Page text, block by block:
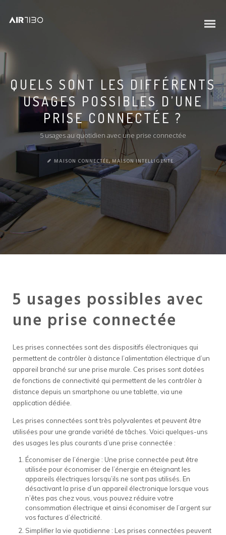
QUELS SONT LES DIFFÉRENTS
USAGES POSSIBLES D’UNE
PRISE CONNECTÉE ?
5 usages au quotidien avec une prise connectée
MAISON CONNECTÉE, MAISON INTELLIGENTE
5 usages possibles avec
une prise connectée
Les prises connectées sont des dispositifs électroniques qui
permettent de contrôler à distance l’alimentation électrique d’un
appareil branché sur une prise murale. Ces prises sont dotées
de fonctions de connectivité qui permettent de les contrôler à
distance depuis un smartphone ou une tablette, via une
application dédiée.
Les prises connectées sont très polyvalentes et peuvent être
utilisées pour une grande variété de tâches. Voici quelques-uns
des usages les plus courants d’une prise connectée :
Économiser de l’énergie : Une prise connectée peut être
utilisée pour économiser de l’énergie en éteignant les
appareils électriques lorsqu’ils ne sont pas utilisés. En
désactivant la prise d’un appareil électronique lorsque vous
n’êtes pas chez vous, vous pouvez réduire votre
consommation électrique et ainsi économiser de l’argent sur
vos factures d’électricité.
Simplifier la vie quotidienne : Les prises connectées peuvent